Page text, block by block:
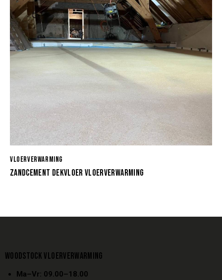
VLOERVERWARMING
ZANDCEMENT DEKVLOER VLOERVERWARMING
WOODSTOCK VLOERVERWARMING
Ma–Vr: 09.00–18.00